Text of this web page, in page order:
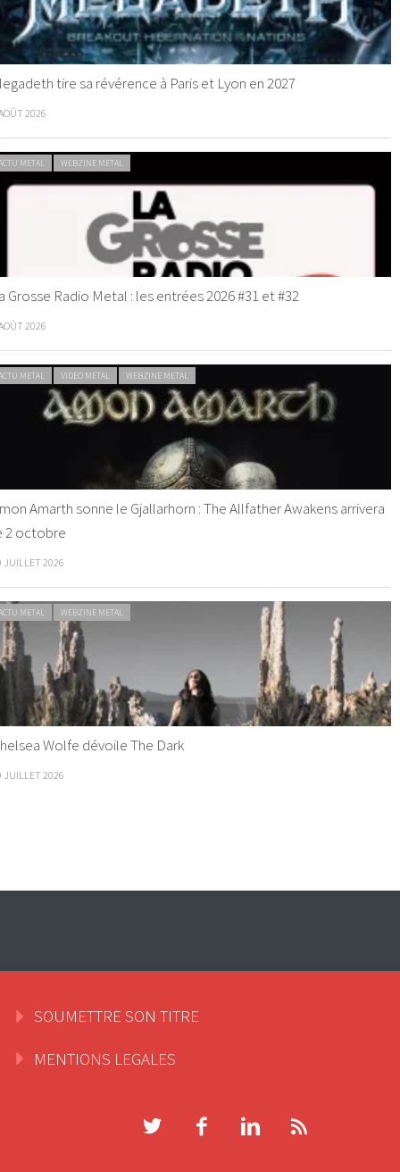
tire sa révérence à Paris et Lyon en 2027
2026
METAL WEBZINE METAL
Grosse Radio Metal : les entrées 2026 #31 et #32
2026
METAL VIDEO METAL WEBZINE METAL
Amarth sonne le Gjallarhorn : The Allfather Awakens arrivera
2 octobre
JUILLET 2026
METAL WEBZINE METAL
Wolfe dévoile The Dark
JUILLET 2026
SOUMETTRE SON TITRE
MENTIONS LEGALES